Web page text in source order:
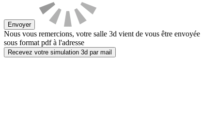
Envoyer
Nous vous remercions, votre salle 3d vient de vous être envoyée
sous format pdf à l'adresse
Recevez votre simulation 3d par mail